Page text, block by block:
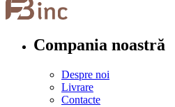
Compania noastră
Despre noi
Livrare
Contacte